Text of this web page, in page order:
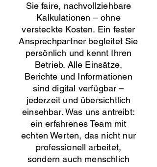
Sie faire, nachvollziehbare
Kalkulationen – ohne
versteckte Kosten. Ein fester
Ansprechpartner begleitet Sie
persönlich und kennt Ihren
Betrieb. Alle Einsätze,
Berichte und Informationen
sind digital verfügbar –
jederzeit und übersichtlich
einsehbar. Was uns antreibt:
ein erfahrenes Team mit
echten Werten, das nicht nur
professionell arbeitet,
sondern auch menschlich